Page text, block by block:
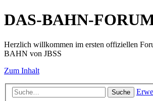
DAS-BAHN-
Herzlich willkommen im ersten offiziellen
BAHN von JBSS
Zum Inhalt
Suche